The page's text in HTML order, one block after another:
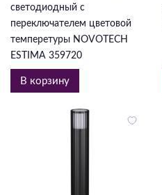
светодиодный с
переключателем цветовой
темперетуры NOVOTECH
ESTIMA 359720
В корзину